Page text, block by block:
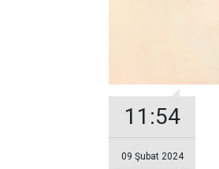
11:54
09 Şubat 2024